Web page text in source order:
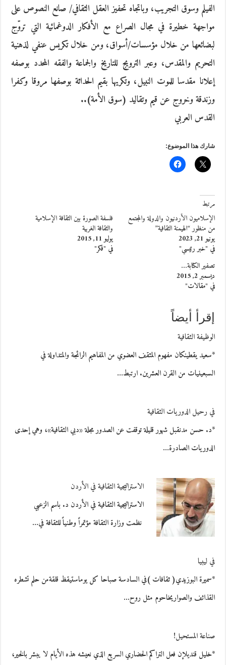
الفيلم وسوق التجريب، وباتجاه تحفيز العقل الثقافي/ صانع النصوص على
مواجهة خطيرة في مجال الصراع مع الأفكار الدوغمائية التي تروّج
لبضائعها من خلال مؤسسات/أسواق، ومن خلال تكريس عنفي لذهنية
التحريم والمقدس، وعبر الترويج للتاريخ والجماعة والفقه المحدد بوصفه
إعلانا مقدسا للموت النبيل، وتكريها بقيم الحداثة بوصفها مروقا وكفرا
وزندقة وخروج عن قيم وتقاليد (سوق الأمة)..
القدس العربي
شارك هذا الموضوع:
مرتبط
الإسلاميون الأردنيون والدولة والمجتمع
من منظور “الهيمنة الثقافية”
يونيو 21, 2023
في "خبر رئيسي"
فلسفة الصورة بين الثقافة الإسلامية
والثقافة الغربية
يوليو 11, 2015
في "فكر"
تصفير الكتابة…
ديسمبر 2, 2015
في "مقالات"
إقرأ أيضاً
الوظيفة الثقافية
*سعيد يقطينكان مفهوم المثقف العضوي من المفاهيم الرائجة والمتداولة في
السبعينيات من القرن العشرين. ارتبط…
في رحيل الدوريات الثقافية
*د. حسن مدنقبل شهور قليلة توقفت عن الصدور مجلة «دبي الثقافية»، وهي إحدى
الدوريات الصادرة…
الاستراتيجية الثقافية في الأردن
الاستراتيجية الثقافية في الأردن د. باسم الزعبي
نظمت وزارة الثقافة مؤتمراً وطنياً للثقافة في…
في ليبيا
*سميرة البوزيدي( ثقافات )في السادسة صباحا كل يوماستيقظ قلقةمن حلم تشطره
القذائف والصواريخاحوم مثل روح…
صناعة المستحيل!
*خليل قنديلإن فعل التراكم الحضاري السريع الذي نعيشه هذه الأيام لا يبشر بالخير،